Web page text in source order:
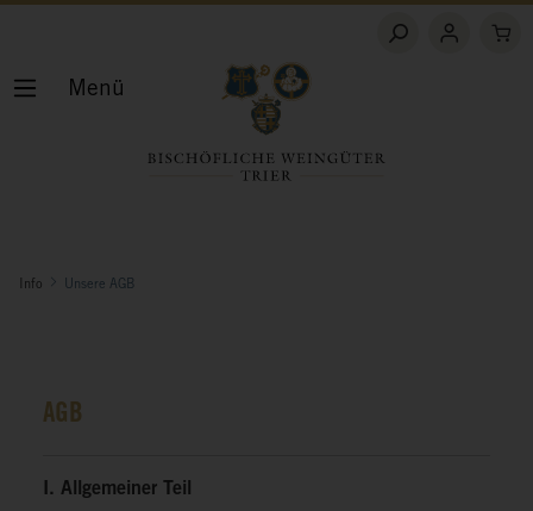
Info Unsere AGB
AGB
I. Allgemeiner Teil
Menü